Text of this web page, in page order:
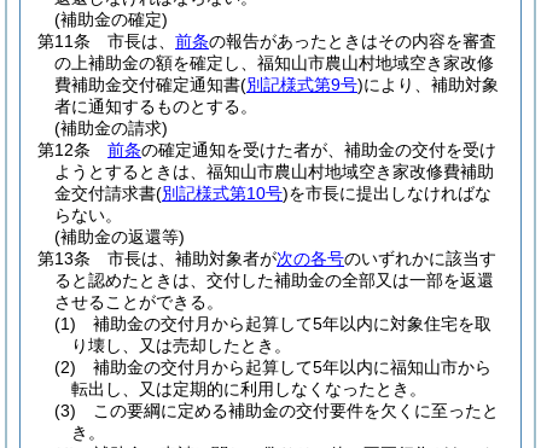
(補助金の確定)
第11条
市長は、 前条の報告があったときはその内容を審査
の上補助金の額を確定し、福知山市農山村地域空き家改修
費補助金交付確定通知書(別記様式第9号)により、補助対象
者に通知するものとする。
(補助金の請求)
第12条
前条の確定通知を受けた者が、補助金の交付を受け
ようとするときは、福知山市農山村地域空き家改修費補助
金交付請求書(別記様式第10号)を市長に提出しなければな
らない。
(補助金の返還等)
第13条
市長は、補助対象者が次の各号のいずれかに該当す
ると認めたときは、交付した補助金の全部又は一部を返還
させることができる。
(1)
補助金の交付月から起算して5年以内に対象住宅を取
り壊し、又は売却したとき。
(2)
補助金の交付月から起算して5年以内に福知山市から
転出し、又は定期的に利用しなくなったとき。
(3)
この要綱に定める補助金の交付要件を欠くに至ったと
き。